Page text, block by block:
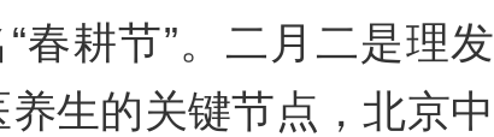
春耕节”。二月二是理发
生的关键节点，北京中